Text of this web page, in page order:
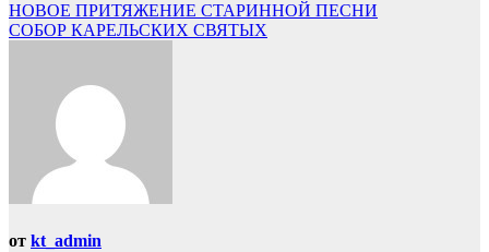
НОВОЕ ПРИТЯЖЕНИЕ СТАРИННОЙ ПЕСНИ
СОБОР КАРЕЛЬСКИХ СВЯТЫХ
от kt_admin